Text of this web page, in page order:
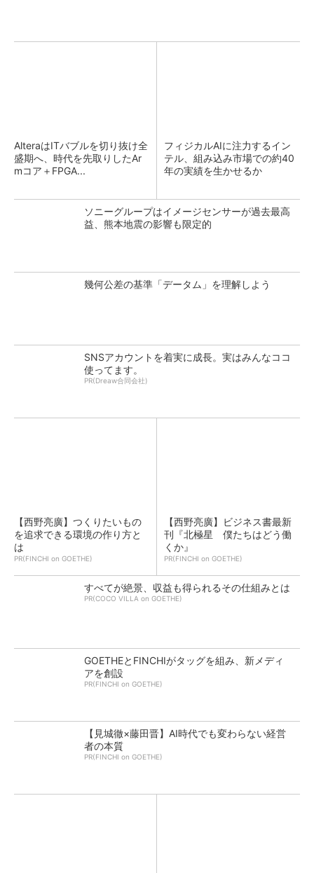
AlteraはITバブルを切り抜け全
盛期へ、時代を先取りしたAr
mコア＋FPGA...
フィジカルAIに注力するイン
テル、組み込み市場での約40
年の実績を生かせるか
ソニーグループはイメージセンサーが過去最高
益、熊本地震の影響も限定的
幾何公差の基準「データム」を理解しよう
SNSアカウントを着実に成長。実はみんなココ
使ってます。
PR(Dreaw合同会社)
【西野亮廣】つくりたいもの
を追求できる環境の作り方と
は
PR(FINCHI on GOETHE)
【西野亮廣】ビジネス書最新
刊『北極星 僕たちはどう働
くか』
PR(FINCHI on GOETHE)
すべてが絶景、収益も得られるその仕組みとは
PR(COCO VILLA on GOETHE)
GOETHEとFINCHIがタッグを組み、新メディ
アを創設
PR(FINCHI on GOETHE)
【見城徹×藤田晋】AI時代でも変わらない経営
者の本質
PR(FINCHI on GOETHE)